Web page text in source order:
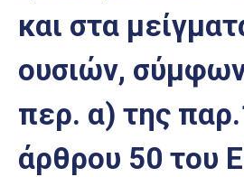
και στα
ουσιών,
περ. α) της
άρθρου 50 του